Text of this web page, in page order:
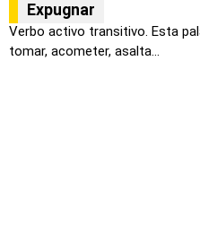
Expugnar
Verbo activo transitivo. Esta
tomar, acometer, asalta...